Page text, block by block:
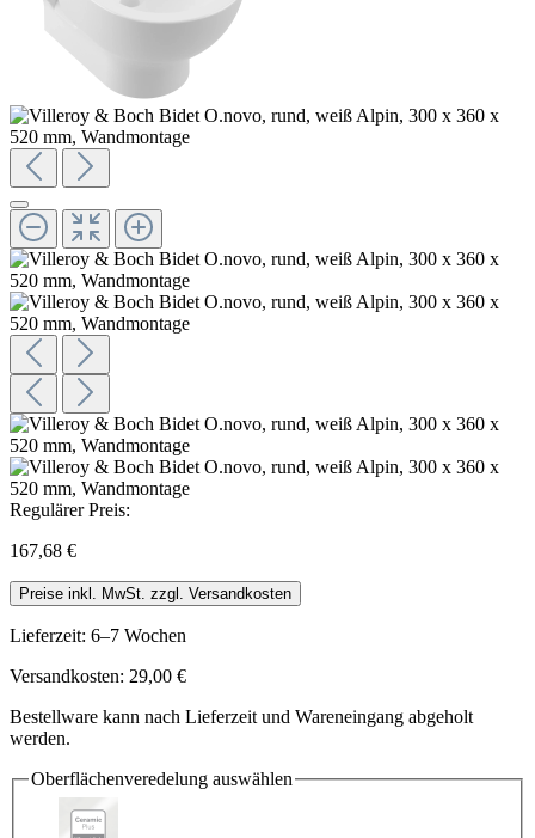
Regulärer Preis:
167,68 €
Preise inkl. MwSt. zzgl. Versandkosten
Lieferzeit: 6–7 Wochen
Versandkosten: 29,00 €
Bestellware kann nach Lieferzeit und Wareneingang abgeholt
werden.
Oberflächenveredelung auswählen